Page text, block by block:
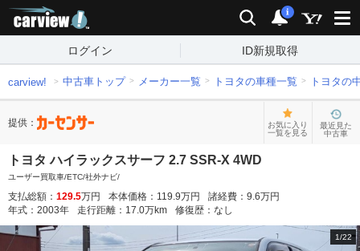
検索 通知
i
ログイン ID新規取得
carview! 中古車トップ メーカー一覧 トヨタの車種一覧 トヨタの
提供：
お気に入り
一覧を見る
最近見た
中古車
トヨタ ハイラックスサーフ 2.7 SSR-X 4WD
ユーザー買取車/ETC/社外ナビ/
支払総額： 129.5万円 本体価格： 119.9万円 諸経費： 9.6万円
年式： 2003年 走行距離： 17.0万km 修復歴： なし
1/22